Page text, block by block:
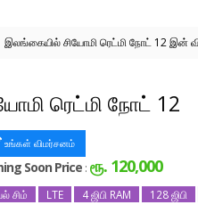
இலங்கையில் சியோமி ரெட்மி நோட் 12 இன்
ரெட்மி நோட் 12
உங்கள் விமர்சனம்
Soon Price :ரூ. 120,000
சிம் LTE 4 ஜிபி RAM 128 ஜிபி